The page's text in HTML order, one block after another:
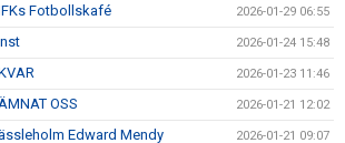
Fotbollskafé 2026-01-29 06:55
2026-01-24 15:48
2026-01-23 11:46
OSS 2026-01-21 12:02
Edward Mendy 2026-01-21 09:07